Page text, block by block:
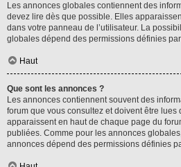
Les annonces globales contiennent des
devez lire dès que possible. Elles
dans votre panneau de l’utilisateur. La
globales dépend des permissions définies par
Haut
Que sont les annonces ?
Les annonces contiennent souvent des
forum que vous consultez et doivent être
apparaissent en haut de chaque page du
publiées. Comme pour les annonces
annonces dépend des permissions définies